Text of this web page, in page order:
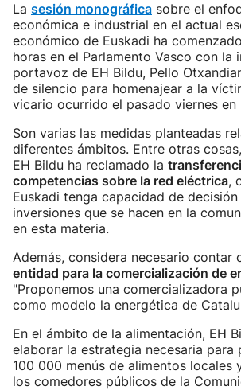
La sesión monográfica sobre el
económica e industrial en el actual
económico de Euskadi ha
horas en el Parlamento Vasco con la
portavoz de EH Bildu, Pello
de silencio para homenajear a la
vicario ocurrido el pasado viernes en
Son varias las medidas planteadas
diferentes ámbitos. Entre otras
EH Bildu ha reclamado la
competencias sobre la red eléctrica,
Euskadi tenga capacidad de
inversiones que se hacen en la
en esta materia.
Además, considera necesario contar
entidad para la comercialización de
"Proponemos una comercializadora
como modelo la energética de
En el ámbito de la alimentación, EH
elaborar la estrategia necesaria para
100 000 menús de alimentos locales
los comedores públicos de la